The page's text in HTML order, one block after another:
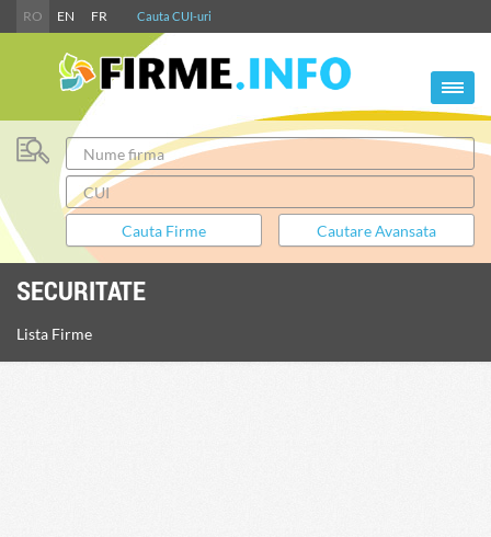
RO EN FR Cauta CUI-uri
SECURITATE
Lista Firme